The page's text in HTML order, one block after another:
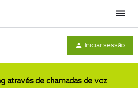
Menu
Iniciar sessão
através de chamadas de voz